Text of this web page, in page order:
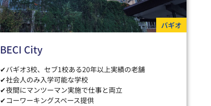
バギオ
BECI City
✔バギオ3校、セブ1校ある20年以上実績の老舗
✔社会人のみ入学可能な学校
✔夜間にマンツーマン実施で仕事と両立
✔コーワーキングスペース提供